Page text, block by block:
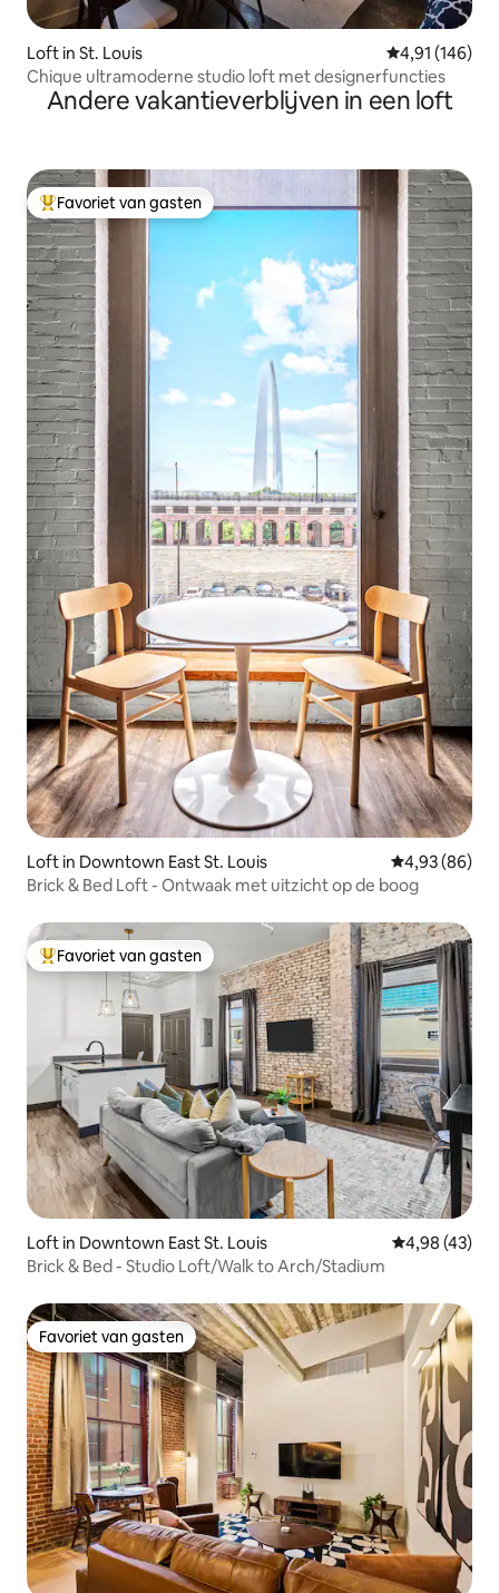
Loft in St. Louis Gemiddelde
4,91 (146)
Chique ultramoderne studio loft met designerfuncties
Andere vakantieverblijven in een loft
Topfavoriet van gasten
Favoriet van gasten
Loft in Downtown East St. Louis Gemiddelde
4,93 (86)
Brick & Bed Loft - Ontwaak met uitzicht op de boog
Topfavoriet van gasten
Favoriet van gasten
Loft in Downtown East St. Louis Gemiddelde
4,98 (43)
Brick & Bed - Studio Loft/Walk to Arch/Stadium
Favoriet van gasten
Favoriet van gasten